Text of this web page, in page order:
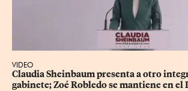
VIDEO
Claudia Sheinbaum presenta a otro
gabinete; Zoé Robledo se mantiene en el